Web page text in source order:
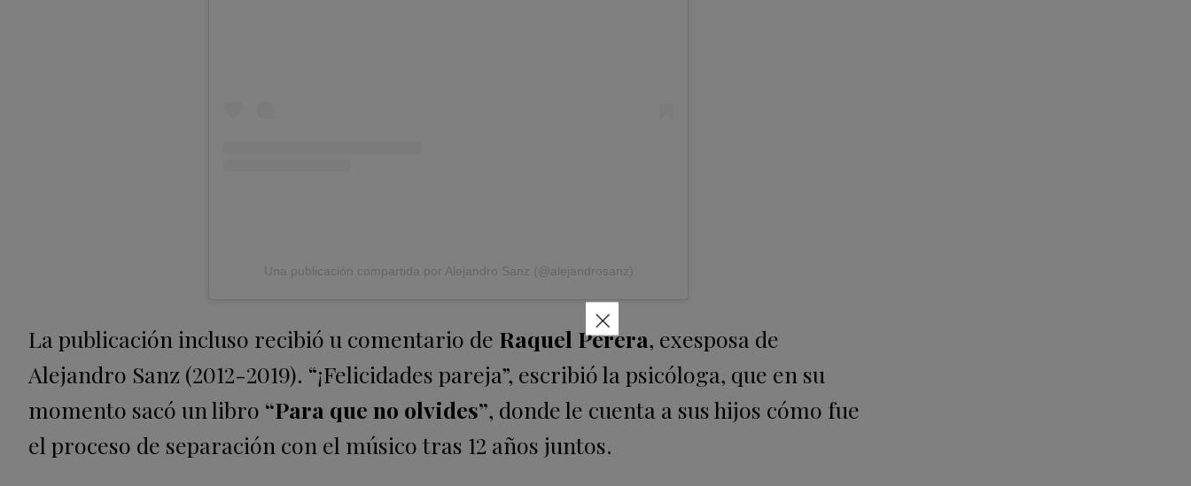
Una publicación compartida por Alejandro Sanz (@alejandrosanz)
La publicación incluso recibió u comentario de Raquel Perera, exesposa de
Alejandro Sanz (2012-2019). “¡Felicidades pareja”, escribió la psicóloga, que en su
momento sacó un libro “Para que no olvides”, donde le cuenta a sus hijos cómo fue
el proceso de separación con el músico tras 12 años juntos.
×